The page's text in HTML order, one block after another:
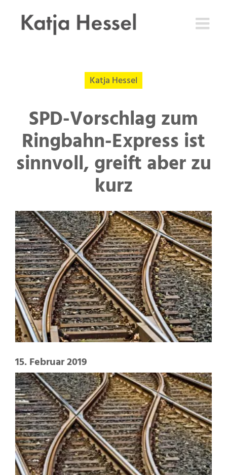
springen
Katja Hessel
SPD-Vorschlag zum
Ringbahn-Express ist
sinnvoll, greift aber zu
kurz
15. Februar 2019